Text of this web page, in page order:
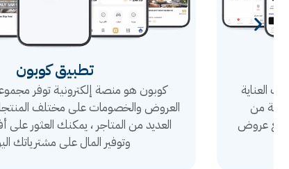
تطبيق كوبون
كوبون هو منصة إلكترونية توفر مجموعة واسعة من
العروض والخصومات على مختلف المنتجات والخدمات في
العديد من المتاجر ، يمكنك العثور على أفضل الصفقات
وتوفير المال على مشترياتك اليومية